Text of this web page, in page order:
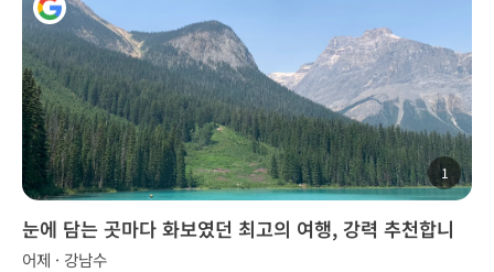
1
눈에 담는 곳마다 화보였던 최고의 여행, 강력 추천합니
다!
어제 · 강남수